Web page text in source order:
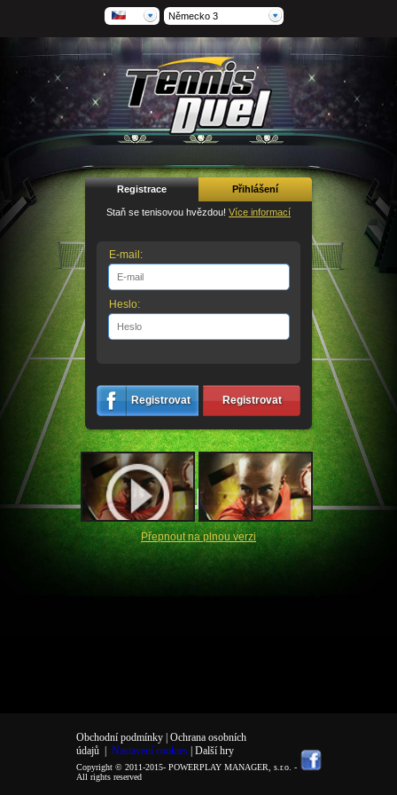
Německo 3
Registrace Přihlášení
Staň se tenisovou hvězdou! Více informací
E-mail:
Heslo:
Registrovat Registrovat
Přepnout na plnou verzi
Obchodní podmínky | Ochrana osobních
údajů| Nastavení cookies | Další hry
Copyright © 2011-2015- POWERPLAY MANAGER, s.r.o. -
All rights reserved